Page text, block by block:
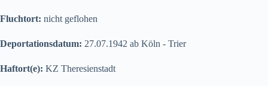
Fluchtort: nicht geflohen
Deportationsdatum: 27.07.1942 ab Köln - Trier
Haftort(e): KZ Theresienstadt